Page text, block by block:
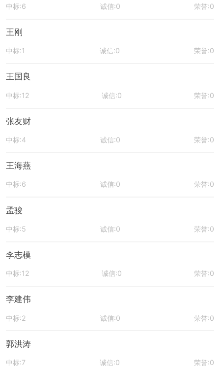
中标:6 诚信:0 荣誉:0
王刚
中标:1 诚信:0 荣誉:0
王国良
中标:12 诚信:0 荣誉:0
张友财
中标:4 诚信:0 荣誉:0
王海燕
中标:6 诚信:0 荣誉:0
孟骏
中标:5 诚信:0 荣誉:0
李志模
中标:12 诚信:0 荣誉:0
李建伟
中标:2 诚信:0 荣誉:0
郭洪涛
中标:7 诚信:0 荣誉:0